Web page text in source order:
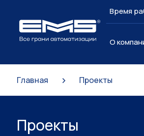
Время
О
Главная > Проекты
Проекты